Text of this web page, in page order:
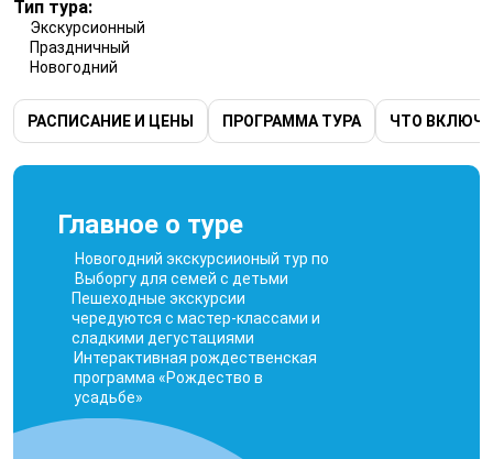
Тип тура:
Экскурсионный
Праздничный
Новогодний
ПРОГРАММА ТУРА ЧТО
РАСПИСАНИЕ И ЦЕНЫ
Главное о туре
Новогодний экскурсиионый тур по
Выборгу для семей с детьми
Пешеходные экскурсии
чередуются с мастер-классами и
сладкими дегустациями
Интерактивная рождественская
программа «Рождество в
усадьбе»